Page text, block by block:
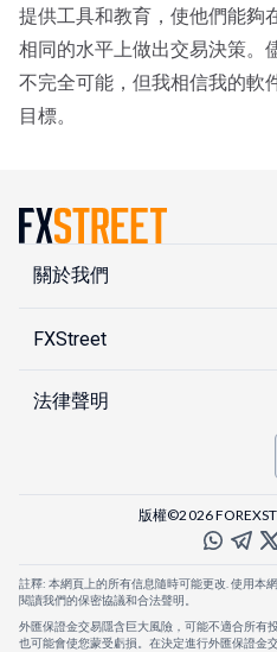
提供工具和教育，使他們能夠
相同的水平上做出交易決策。
不完全可能，但我相信我的軟
目標。
關於我們
FXStreet
法律聲明
版權©2026
註釋: 本網頁上的所有信息隨時可能更改. 使用本
閱讀我們的保密協議和合法聲明。
外匯保證金交易隱含巨大風險，可能不適合所有
也可能會使您蒙受虧損。在決定進行外匯保證金